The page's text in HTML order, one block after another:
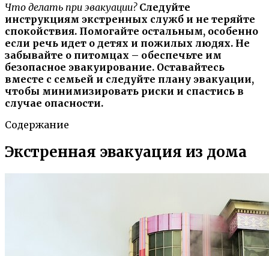
Что делать при эвакуации? Следуйте
инструкциям экстренных служб и не теряйте
спокойствия. Помогайте остальным, особенно
если речь идет о детях и пожилых людях. Не
забывайте о питомцах – обеспечьте им
безопасное эвакуирование. Оставайтесь
вместе с семьей и следуйте плану эвакуации,
чтобы минимизировать риски и спастись в
случае опасности.
Содержание
Экстренная эвакуация из дома